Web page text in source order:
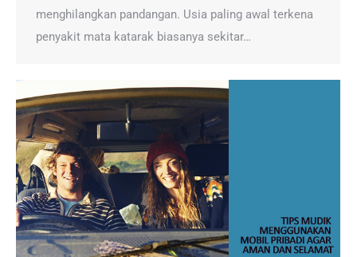
menghilangkan pandangan. Usia paling awal terkena
penyakit mata katarak biasanya sekitar…